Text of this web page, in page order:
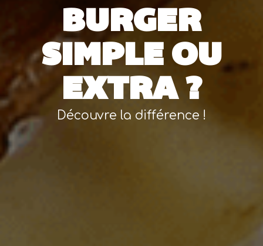
BURGER
SIMPLE OU
EXTRA ?
Découvre la différence !